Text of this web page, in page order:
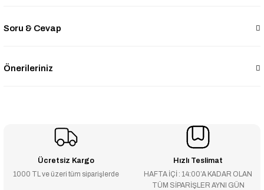
Soru & Cevap
Önerileriniz
Ücretsiz Kargo
1000 TL ve üzeri tüm siparişlerde
Hızlı Teslimat
HAFTA İÇİ : 14:00’A KADAR OLAN
TÜM SİPARİŞLER AYNI GÜN